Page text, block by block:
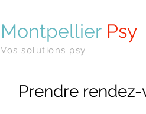
Montpellier Psy
Vos solutions psy
Prendre